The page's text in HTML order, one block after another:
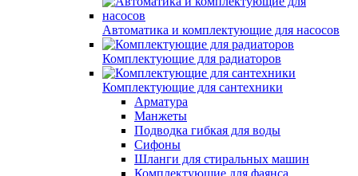
Автоматика и комплектующие для насосов
Комплектующие для радиаторов
Комплектующие для сантехники
Арматура
Манжеты
Подводка гибкая для воды
Сифоны
Шланги для стиральных машин
Комплектующие для фаянса